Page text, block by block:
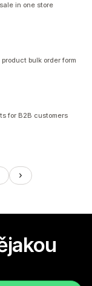
in one store
bulk order form
for B2B customers